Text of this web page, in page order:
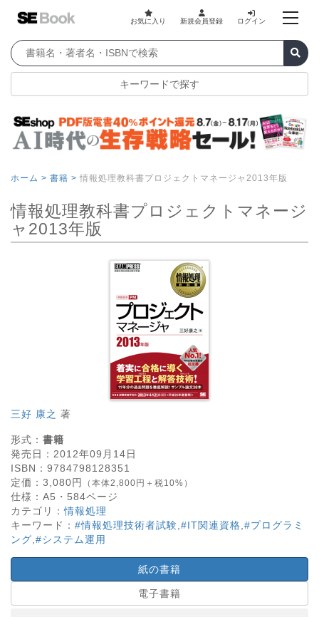
お気に入り 新規会員登録 ログイン
キーワードで探す
ホーム > 書籍 > 情報処理教科書プロジェクトマネージャ2013年版
情報処理教科書プロジェクトマネージ
ャ2013年版
三好 康之 著
形式： 書籍
発売日： 2012年09月14日
ISBN： 9784798128351
定価： 3,080円 （本体2,800円＋税10%）
仕様： A5・ 584ページ
カテゴリ：情報処理
キーワード： #情報処理技術者試験 #IT関連資格 #プログラミ
ング #システム運用
紙の書籍
電子書籍